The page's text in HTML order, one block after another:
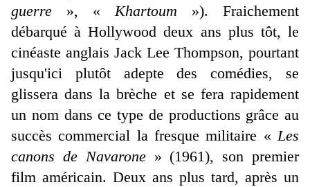
guerre », «Khartoum »). Fraichement
débarqué à Hollywood deux ans plus tôt, le
cinéaste anglais Jack Lee Thompson, pourtant
jusqu'ici plutôt adepte des comédies, se
glissera dans la brèche et se fera rapidement
un nom dans ce type de productions grâce au
succès commercial la fresque militaire «Les
canons de Navarone» (1961), son premier
film américain. Deux ans plus tard, après un